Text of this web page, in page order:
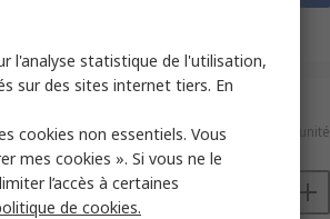
164,00 €HT 164,00 €/unité
Quantité
l'analyse statistique de l'utilisation,
sur des sites internet tiers. En
cookies non essentiels. Vous
mes cookies ». Si vous ne le
l’accès à certaines
de cookies.